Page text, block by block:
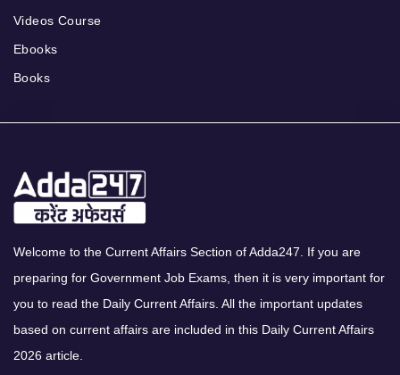
Videos Course
Ebooks
Books
Welcome to the Current Affairs Section of Adda247. If you are
preparing for Government Job Exams, then it is very important for
you to read the Daily Current Affairs. All the important updates
based on current affairs are included in this Daily Current Affairs
2026 article.